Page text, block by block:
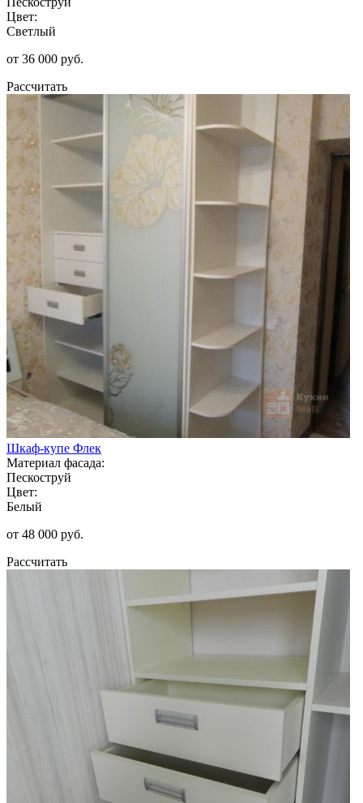
Цвет:
Светлый
от 36 000 руб.
Рассчитать
Шкаф-купе Флек
Материал фасада:
Пескоструй
Цвет:
Белый
от 48 000 руб.
Рассчитать